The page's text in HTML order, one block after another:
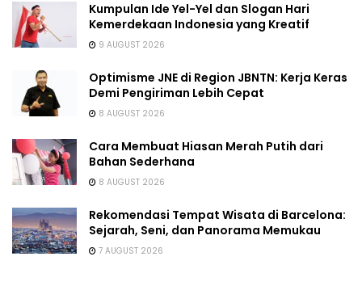
Kumpulan Ide Yel-Yel dan Slogan Hari
Kemerdekaan Indonesia yang Kreatif
9 AUGUST 2026
Optimisme JNE di Region JBNTN: Kerja Keras
Demi Pengiriman Lebih Cepat
8 AUGUST 2026
Cara Membuat Hiasan Merah Putih dari
Bahan Sederhana
8 AUGUST 2026
Rekomendasi Tempat Wisata di Barcelona:
Sejarah, Seni, dan Panorama Memukau
7 AUGUST 2026